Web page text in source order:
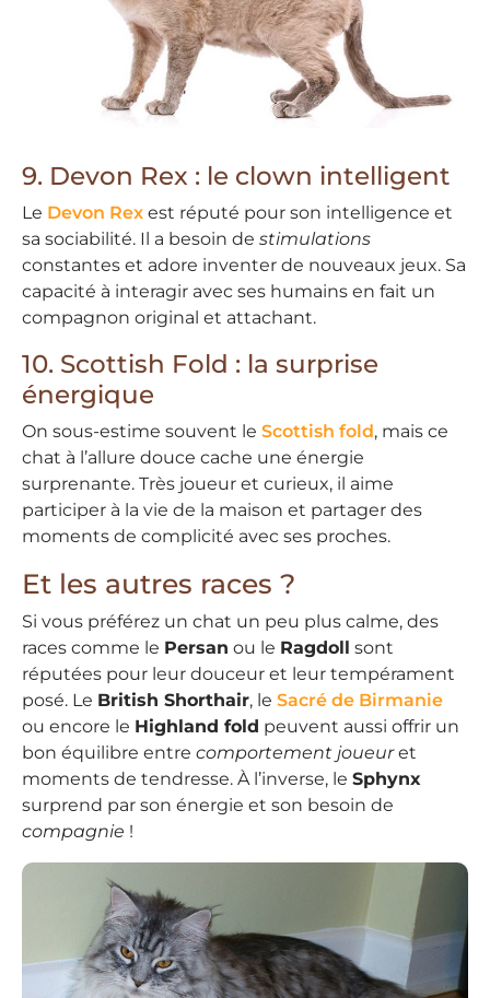
9. Devon Rex : le clown intelligent
Le Devon Rex est réputé pour son intelligence et
sa sociabilité. Il a besoin de stimulations
constantes et adore inventer de nouveaux jeux. Sa
capacité à interagir avec ses humains en fait un
compagnon original et attachant.
10. Scottish Fold : la surprise
énergique
On sous-estime souvent le Scottish fold, mais ce
chat à l’allure douce cache une énergie
surprenante. Très joueur et curieux, il aime
participer à la vie de la maison et partager des
moments de complicité avec ses proches.
Et les autres races ?
Si vous préférez un chat un peu plus calme, des
races comme le Persan ou le Ragdoll sont
réputées pour leur douceur et leur tempérament
posé. Le British Shorthair, le Sacré de Birmanie
ou encore le Highland fold peuvent aussi offrir un
bon équilibre entre comportement joueuret
moments de tendresse. À l’inverse, le Sphynx
surprend par son énergie et son besoin de
compagnie !